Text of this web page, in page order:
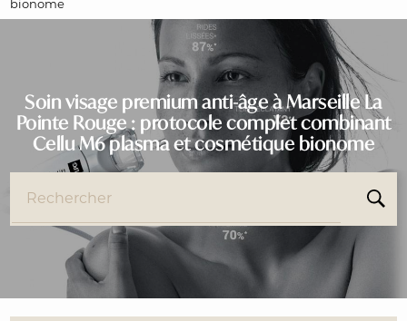
bionome
Soin visage premium anti-âge à Marseille La
Pointe Rouge : protocole complet combinant
Cellu M6 plasma et cosmétique bionome
Rechercher